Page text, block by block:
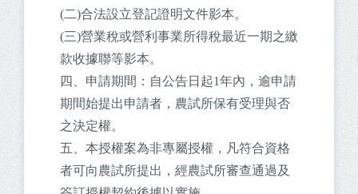
(二)合法設立登記證明文件影本。
(三)營業稅或營利事業所得稅最近一期之繳
款收據聯等影本。
四、申請期間：自公告日起1年內，逾申請
期間始提出申請者，農試所保有受理與否
之決定權。
五、本授權案為非專屬授權，凡符合資格
者可向農試所提出，經農試所審查通過及